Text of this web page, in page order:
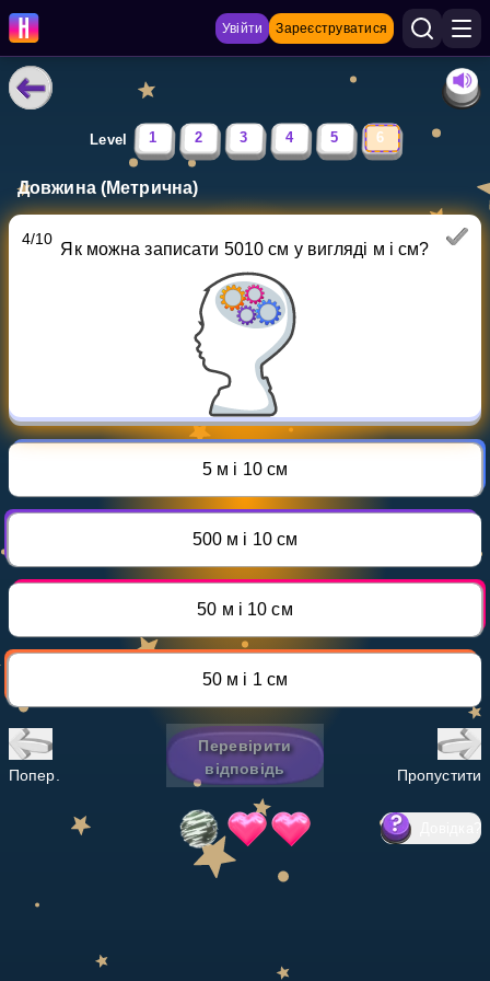
Увійти Зареєструватися
НАВЧАЛЬНІ МАТЕРІАЛИ
Curriculum
Multiplication Master
Показати більше
Invite a Friend
Select curriculum
Level 1 2 3 4 5 6
Довжина (Метрична)
4/10
Як можна записати 5010 см у вигляді м і см?
5 м і 10 см
500 м і 10 см
50 м і 10 см
50 м і 1 см
Попер.
Перевірити
відповідь
Пропустити
?